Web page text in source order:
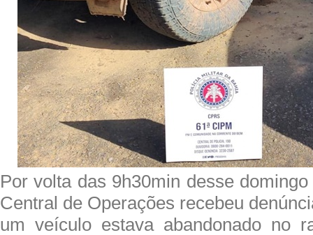
Por volta das 9h30min desse
Central de Operações recebeu
um veículo estava abandonado no